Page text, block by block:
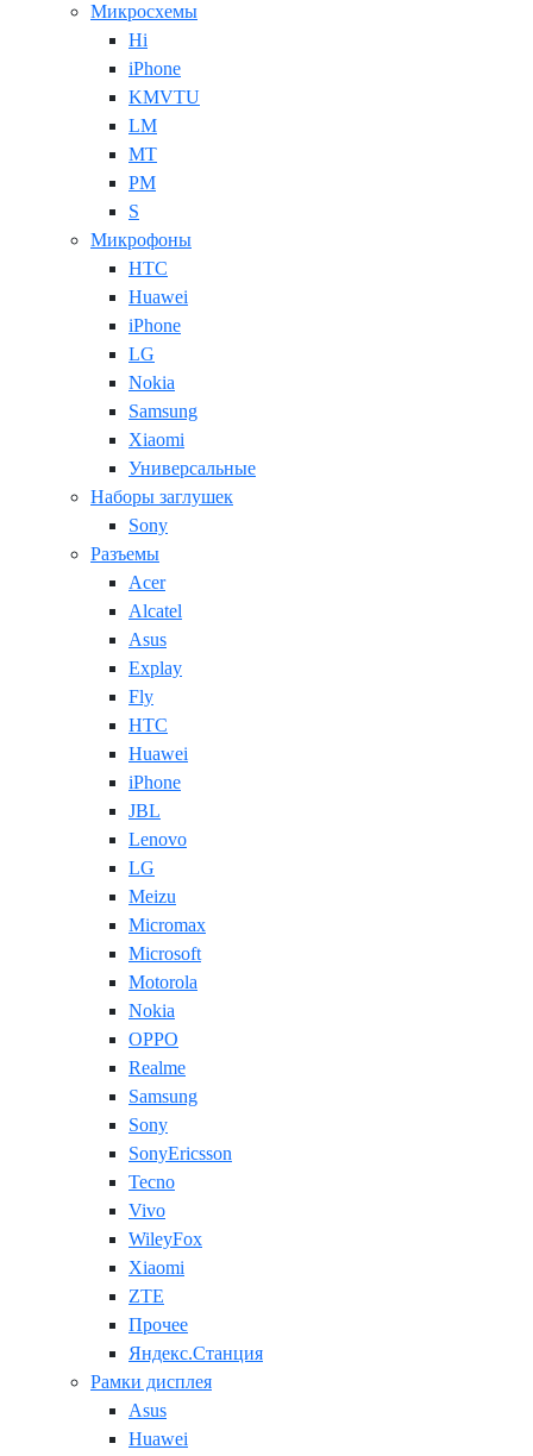
Микросхемы
Hi
iPhone
KMVTU
LM
MT
PM
S
Микрофоны
HTC
Huawei
iPhone
LG
Nokia
Samsung
Xiaomi
Универсальные
Наборы заглушек
Sony
Разъемы
Acer
Alcatel
Asus
Explay
Fly
HTC
Huawei
iPhone
JBL
Lenovo
LG
Meizu
Micromax
Microsoft
Motorola
Nokia
OPPO
Realme
Samsung
Sony
SonyEricsson
Tecno
Vivo
WileyFox
Xiaomi
ZTE
Прочее
Яндекс.Станция
Рамки дисплея
Asus
Huawei